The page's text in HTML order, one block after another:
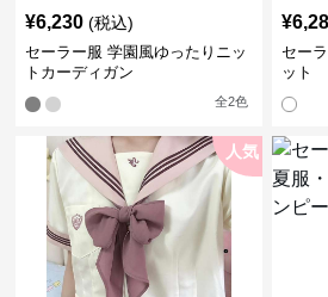
¥6,230 (税込)
セーラー服 学園風ゆったりニッ
トカーディガン
全2色
¥
セー
ット
人気